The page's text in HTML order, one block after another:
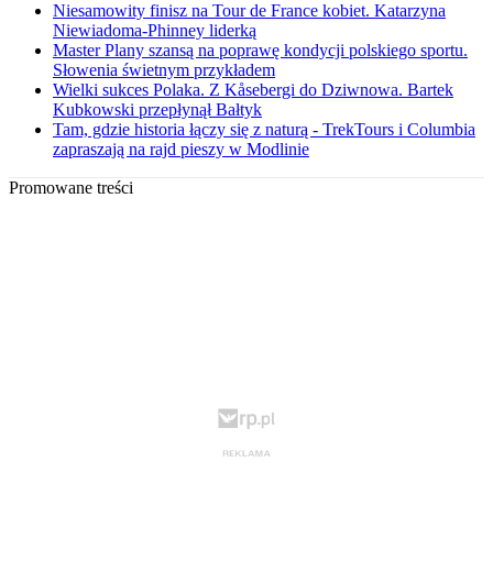
Niesamowity finisz na Tour de France kobiet. Katarzyna
Niewiadoma-Phinney liderką
Master Plany szansą na poprawę kondycji polskiego sportu.
Słowenia świetnym przykładem
Wielki sukces Polaka. Z Kåsebergi do Dziwnowa. Bartek
Kubkowski przepłynął Bałtyk
Tam, gdzie historia łączy się z naturą - TrekTours i Columbia
zapraszają na rajd pieszy w Modlinie
Promowane treści